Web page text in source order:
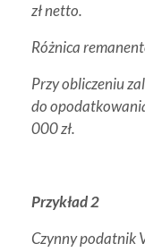
zł netto.
Różnica
Przy obliczeniu
do
000 zł.
Przykład 2
Czynny podatnik